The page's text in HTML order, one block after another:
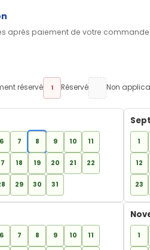
après paiement de votre
réservé 1 Réservé Non
6 7 8 9 10 11
18 19 20 21 22
29 30 31
1
12
23
6 7 8 9 10 11 1